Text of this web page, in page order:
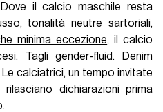
il calcio maschile resta
tonalità neutre sartoriali,
minima eccezione, il calcio
Tagli gender-fluid. Denim
calciatrici, un tempo invitate
dichiarazioni prima